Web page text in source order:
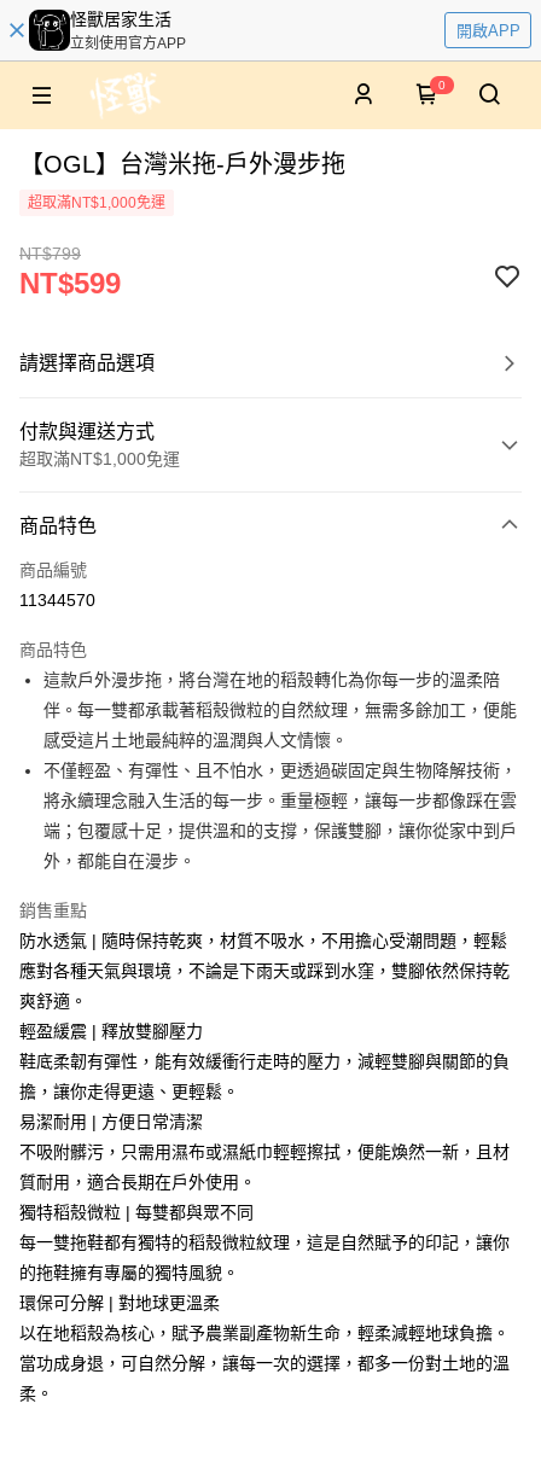
怪獸居家生活
立刻使用官方APP
開啟APP
0
【OGL】台灣米拖-戶外漫步拖
超取滿NT$1,000免運
NT$799
NT$599
請選擇商品選項
付款與運送方式
超取滿NT$1,000免運
信用卡一次付款
超商取貨付款
Apple Pay
街口支付
悠遊付
Google Pay
AFTEE先享後付
【關於「AFTEE先享後付」】
AFTEE先享後付是「在收到商品之後才付款」的支付方式。 讓您購物簡單
便利好安心！
１．簡單：不需註冊會員、不需綁卡、不需儲值。
２．便利：只要手機號碼，簡訊認證，即可結帳。
【「AFTEE先享後付」結帳流程】
１．於結帳方式選擇「AFTEE先享後付」後，將跳轉至「AFTEE先享後付」
結帳頁面，進行簡訊認證並確認金額後，即可完成結帳。
２．訂單成立數日內，您將收到繳費通知簡訊。
３．收到繳費通知簡訊後14天內，點擊此簡訊中的連結，可透過四大超商／
ATM／網路銀行／等多元方式進行付款，方視為交易完成。
※ 請注意：結帳手續完成當下不需立刻繳費，但若您需要取消訂單，請聯絡
購買商品的店家。未經商家同意取消之訂單仍視為有效，需透過AFTEE先享
後付繳納相關費用。
是否繳費成功／繳費後需取消欲退款等相關疑問，請聯繫「AFTEE先享後付
客戶支援中心」https://netprotections.freshdesk.com/support/home
【注意事項】
１．透過由恩沛科技股份有限公司提供之「AFTEE先享後付」服務完成之交
易，需依本服務之必要範圍內提供個人資料，並將交易相關給付款項請求債
貨到付款
運送方式
全家取貨付款
每筆NT$60，滿NT$1,000(含以上)免運費
萊爾富取貨付款
每筆NT$60，滿NT$1,000(含以上)免運費
7-11取貨付款
宅配
每筆NT$100，滿NT$1,000(含以上)免運費
商品特色
商品編號
11344570
商品特色
這款戶外漫步拖，將台灣在地的稻殼轉化為你每一步的溫柔陪
伴。每一雙都承載著稻殼微粒的自然紋理，無需多餘加工，便能
感受這片土地最純粹的溫潤與人文情懷。
不僅輕盈、有彈性、且不怕水，更透過碳固定與生物降解技術，
將永續理念融入生活的每一步。重量極輕，讓每一步都像踩在雲
端；包覆感十足，提供溫和的支撐，保護雙腳，讓你從家中到戶
外，都能自在漫步。
銷售重點
防水透氣 | 隨時保持乾爽，材質不吸水，不用擔心受潮問題，輕鬆
應對各種天氣與環境，不論是下雨天或踩到水窪，雙腳依然保持乾
爽舒適。
輕盈緩震 | 釋放雙腳壓力
鞋底柔韌有彈性，能有效緩衝行走時的壓力，減輕雙腳與關節的負
擔，讓你走得更遠、更輕鬆。
易潔耐用 | 方便日常清潔
不吸附髒污，只需用濕布或濕紙巾輕輕擦拭，便能煥然一新，且材
質耐用，適合長期在戶外使用。
獨特稻殼微粒 | 每雙都與眾不同
每一雙拖鞋都有獨特的稻殼微粒紋理，這是自然賦予的印記，讓你
的拖鞋擁有專屬的獨特風貌。
環保可分解 | 對地球更溫柔
以在地稻殼為核心，賦予農業副產物新生命，輕柔減輕地球負擔。
當功成身退，可自然分解，讓每一次的選擇，都多一份對土地的溫
柔。